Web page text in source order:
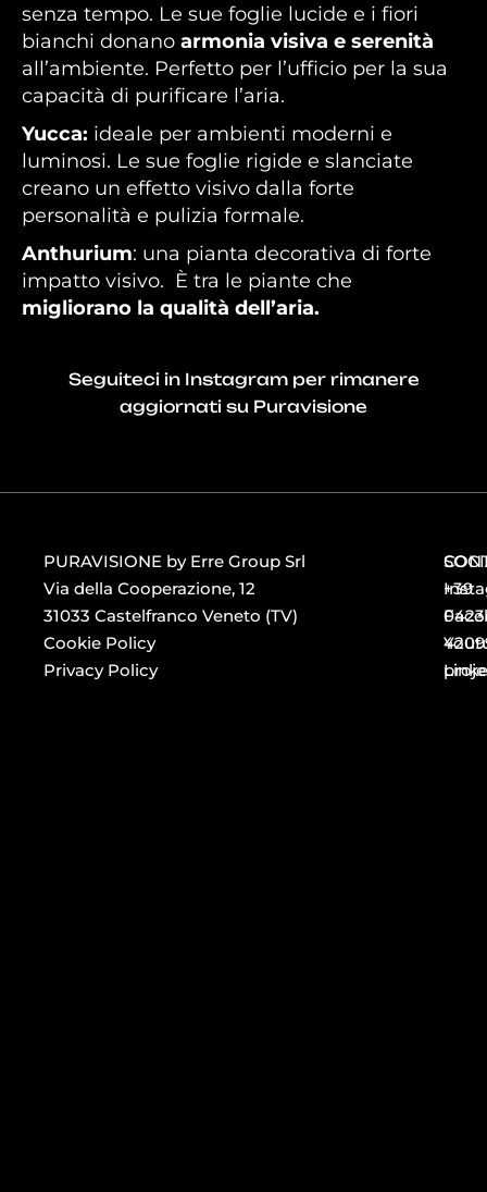
senza tempo. Le sue foglie lucide e i fiori
bianchi donano armonia visiva e serenità
all’ambiente. Perfetto per l’ufficio per la sua
capacità di purificare l’aria.
Yucca: ideale per ambienti moderni e
luminosi. Le sue foglie rigide e slanciate
creano un effetto visivo dalla forte
personalità e pulizia formale.
Anthurium: una pianta decorativa di forte
impatto visivo. È tra le piante che
migliorano la qualità dell’aria.
Seguiteci in Instagram per rimanere
aggiornati su Puravisione
PURAVISIONE by Erre Group Srl
Via della Cooperazione, 12
31033 Castelfranco Veneto (TV)
Cookie Policy
Privacy Policy
+39
0423